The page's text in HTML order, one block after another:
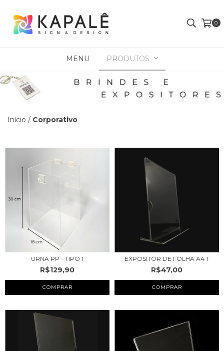
0
MENU PRODUTOS
Início / Corporativo
URNA PP - TIPO 1
R$129,90
COMPRAR
EXPOSITOR DE FOLHA A4 T
R$47,00
COMPRAR